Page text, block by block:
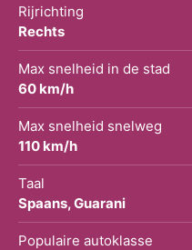
Rijrichting
Rechts
Max snelheid in de stad
60 km/h
Max snelheid snelweg
110 km/h
Taal
Spaans, Guarani
Populaire autoklasse